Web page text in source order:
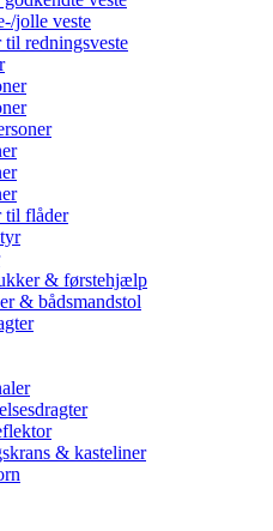
jolle veste
redningsveste
til flåder
& førstehjælp
& bådsmandstol
& kasteliner